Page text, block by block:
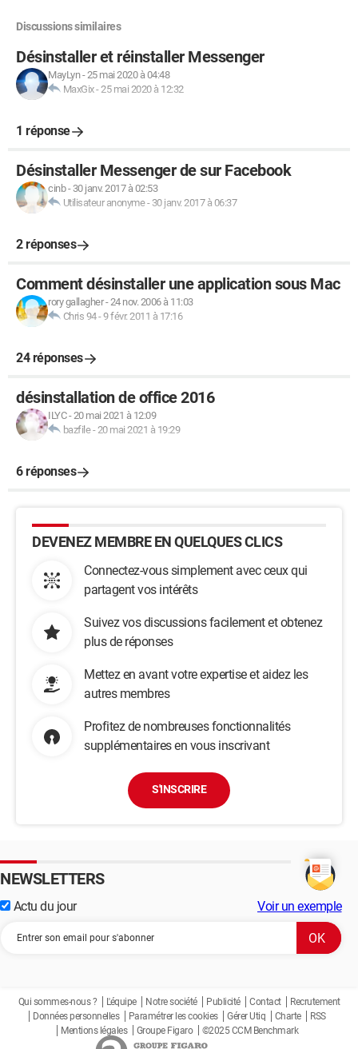
Discussions similaires
Désinstaller et réinstaller Messenger
MayLyn-25 mai 2020 à 04:48
MaxGix-25 mai 2020 à 12:32
1 réponse
Désinstaller Messenger de sur Facebook
cinb- 30 janv. 2017 à 02:53
Utilisateur anonyme- 30 janv. 2017 à 06:37
2 réponses
Comment désinstaller une application sous Mac
rory gallagher-24 nov. 2006 à 11:03
Chris 94-9 févr. 2011 à 17:16
24 réponses
désinstallation de office 2016
ILYC-20 mai 2021 à 12:09
bazfile-20 mai 2021 à 19:29
6 réponses
DEVENEZ MEMBRE EN QUELQUES CLICS
Connectez-vous simplement avec ceux qui
partagent vos intérêts
Suivez vos discussions facilement et obtenez
plus de réponses
Mettez en avant votre expertise et aidez les
autres membres
Profitez de nombreuses fonctionnalités
supplémentaires en vous inscrivant
S'INSCRIRE
NEWSLETTERS
Actu du jour Voir un exemple
Qui sommes-nous ? L'équipe Notre société Publicité Contact
Recrutement
Données personnelles
Paramétrer les cookies Gérer Utiq Charte
RSS
Mentions légales
Groupe Figaro ©2025 CCM Benchmark